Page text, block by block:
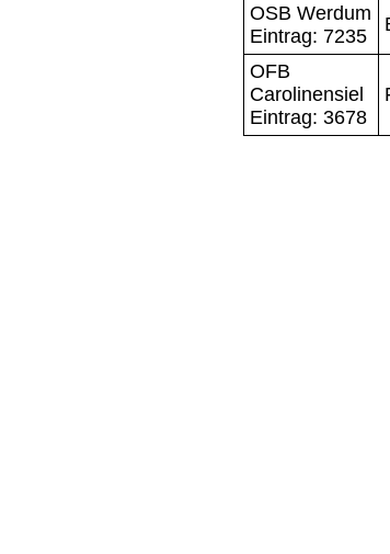
OSB Werdum
Eintrag: 7235
OFB
Carolinensiel
Eintrag: 3678